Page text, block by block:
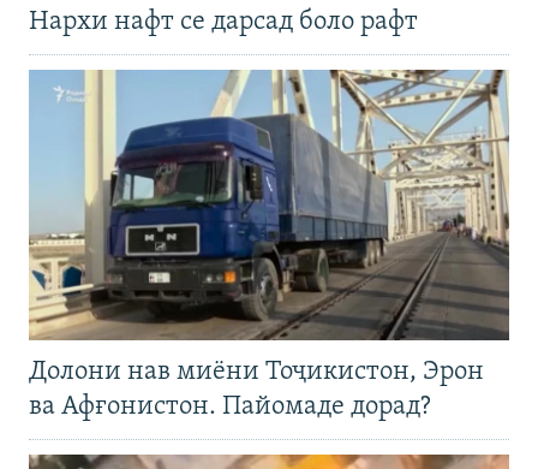
Нархи нафт се дарсад боло рафт
Долони нав миёни Тоҷикистон, Эрон
ва Афғонистон. Пайомаде дорад?